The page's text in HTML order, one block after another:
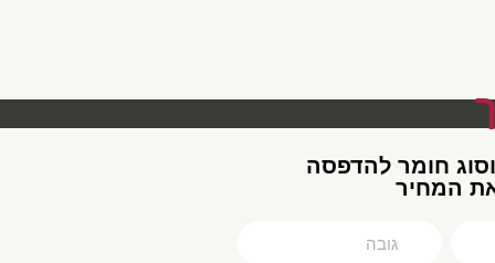
חומר להדפסה
המחיר